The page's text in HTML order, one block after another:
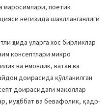
маросимлари, поетик
негизида шаклланганлиги
ҳамда уларга хос бирликлар
консептлари микро
ва ёмонлик, ватан ва
доирасида қўлланилган
доирасидаги мақоллар
муҳаббат ва бевафолик, қадр-